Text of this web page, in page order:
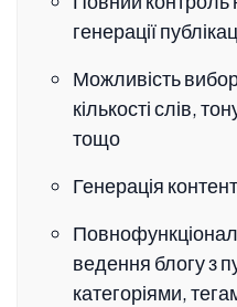
генерації
Можливість
кількості слів,
тощо
Генерація
ведення блогу з
категоріями,